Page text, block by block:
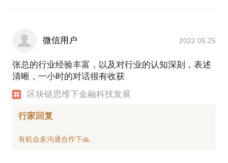
微信用户 2022.05.25
张总的行业经验丰富，以及对行业的认知深刻，表述
清晰，一小时的对话很有收获
区块链思维下金融科技发展
行家回复